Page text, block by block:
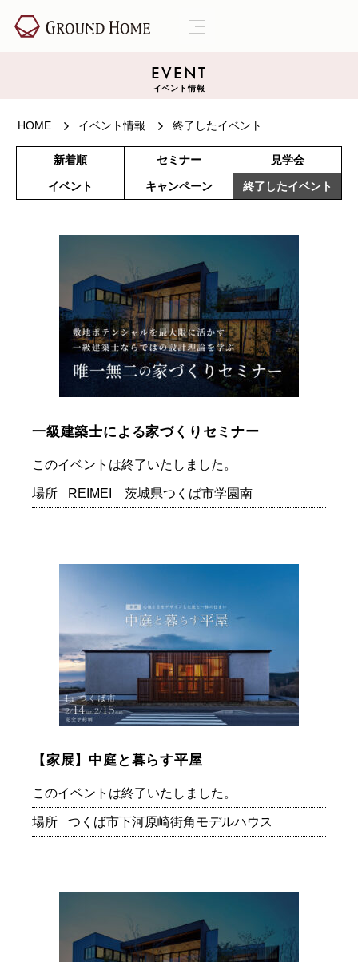
EVENT
イベント情報
HOME イベント情報 終了したイベント
新着順 セミナー 見学会
イベント キャンペーン 終了したイベント
一級建築士による家づくりセミナー
このイベントは終了いたしました。
場所 REIMEI 茨城県つくば市学園南
【家展】中庭と暮らす平屋
このイベントは終了いたしました。
場所 つくば市下河原崎街角モデルハウス